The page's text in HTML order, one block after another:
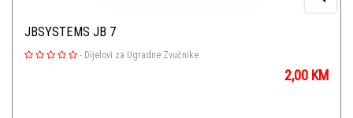
JBSYSTEMS JB 7
- Dijelovi za Ugradne Zvučnike
2,00 KM